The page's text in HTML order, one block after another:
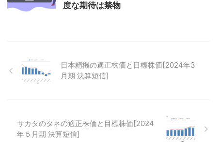
度な期待は禁物
日本精機の適正株価と目標株価[2024年3
月期 決算短信]
サカタのタネの適正株価と目標株価[2024
年５月期 決算短信]